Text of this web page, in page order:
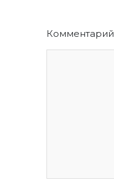
Комментарий